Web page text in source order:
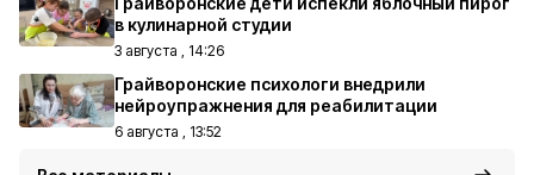
в кулинарной студии
3 августа , 14:26
Грайворонские психологи внедрили
нейроупражнения для реабилитации
6 августа , 13:52